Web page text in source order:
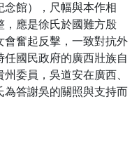
館），尺幅與本作相
，應是徐氏於國難方殷
會奮起反擊，一致對抗外
國民政府的廣西壯族自
委員，吳道安在廣西、
答謝吳的關照與支持而